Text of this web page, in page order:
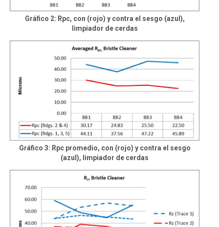
Gráfico 2: Rpc, con (rojo) y contra el sesgo (azul),
limpiador de cerdas
Gráfico 3: Rpc promedio, con (rojo) y contra el sesgo
(azul), limpiador de cerdas